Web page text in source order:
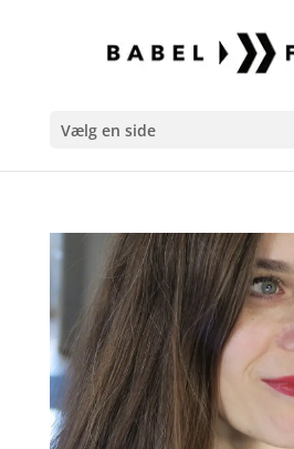
Vælg en side